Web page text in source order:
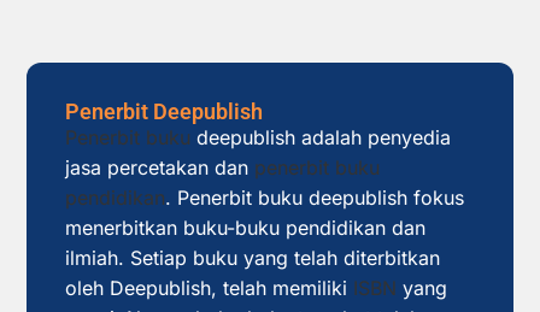
Penerbit Deepublish
Penerbit buku deepublish adalah penyedia
jasa percetakan dan penerbit buku
pendidikan. Penerbit buku deepublish fokus
menerbitkan buku-buku pendidikan dan
ilmiah. Setiap buku yang telah diterbitkan
oleh Deepublish, telah memiliki ISBN yang